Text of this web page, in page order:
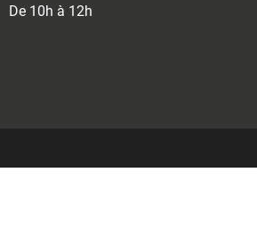
De 10h à 12h